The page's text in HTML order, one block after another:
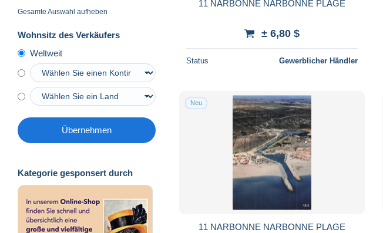
Gesamte Auswahl aufheben
Wohnsitz des Verkäufers
Weltweit
Übernehmen
Kategorie gesponsert durch
11 NARBONNE NARBONNE PLAGE
± 6,80 $
Status Gewerblicher Händler
Neu
11 NARBONNE NARBONNE PLAGE